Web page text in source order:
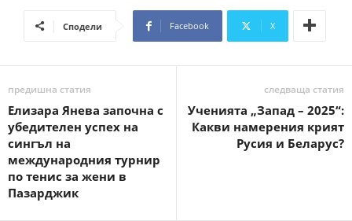
Сподели Facebook X
предишна статия
Елизара Янева започна с
убедителен успех на
сингъл на
международния турнир
по тенис за жени в
Пазарджик
следваща статия
Ученията „Запад – 2025“:
Какви намерения крият
Русия и Беларус?